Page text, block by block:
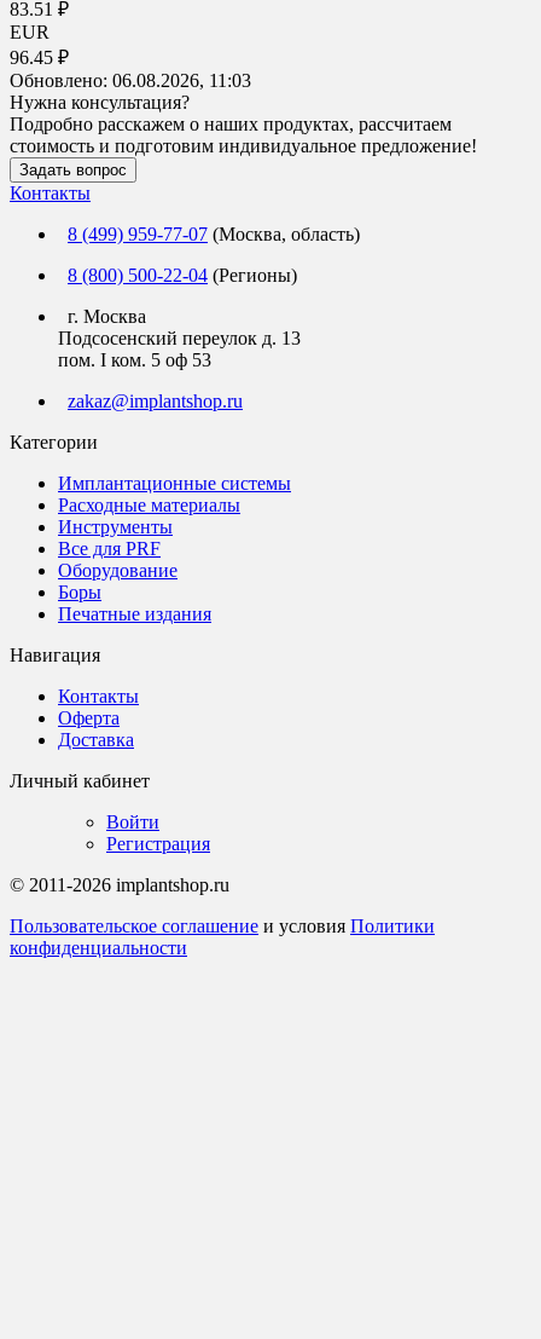
83.51 ₽
EUR
96.45 ₽
Обновлено: 06.08.2026, 11:03
Нужна консультация?
Подробно расскажем о наших продуктах, рассчитаем
стоимость и подготовим индивидуальное предложение!
Задать вопрос
Контакты
8 (499) 959-77-07 (Москва, область)
8 (800) 500-22-04 (Регионы)
г. Москва
Подсосенский переулок д. 13
пом. I ком. 5 оф 53
zakaz@implantshop.ru
Категории
Имплантационные системы
Расходные материалы
Инструменты
Все для PRF
Оборудование
Боры
Печатные издания
Навигация
Контакты
Оферта
Доставка
Личный кабинет
Войти
Регистрация
© 2011-2026 implantshop.ru
Пользовательское соглашение и условия Политики
конфиденциальности